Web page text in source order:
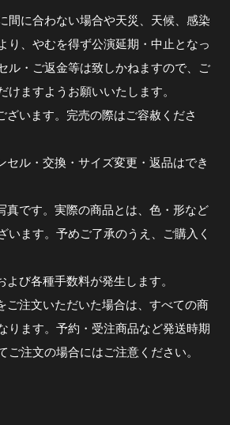
間に合わない場合や天災、天候、感染
り、やむを得ず公演延期・中止となっ
ル・ご返金等は致しかねますので、ご
けますようお願いいたします。
います。完売の際はご容赦くださ
ル・交換・サイズ変更・返品はでき
です。実際の商品とは、色・形など
います。予めご了承のうえ、ご購入く
び各種手数料が発生します。
注文いただいた場合は、すべての商
ります。予約・受注商品など発送時期
ご注文の場合にはご注意ください。